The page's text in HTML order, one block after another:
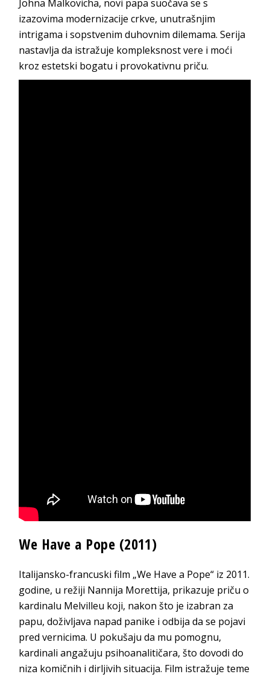
Johna Malkovicha, novi papa suočava se s
izazovima modernizacije crkve, unutrašnjim
intrigama i sopstvenim duhovnim dilemama. Serija
nastavlja da istražuje kompleksnost vere i moći
kroz estetski bogatu i provokativnu priču.
We Have a Pope (2011)
Italijansko-francuski film „We Have a Pope“ iz 2011.
godine, u režiji Nannija Morettija, prikazuje priču o
kardinalu Melvilleu koji, nakon što je izabran za
papu, doživljava napad panike i odbija da se pojavi
pred vernicima. U pokušaju da mu pomognu,
kardinali angažuju psihoanalitičara, što dovodi do
niza komičnih i dirljivih situacija. Film istražuje teme